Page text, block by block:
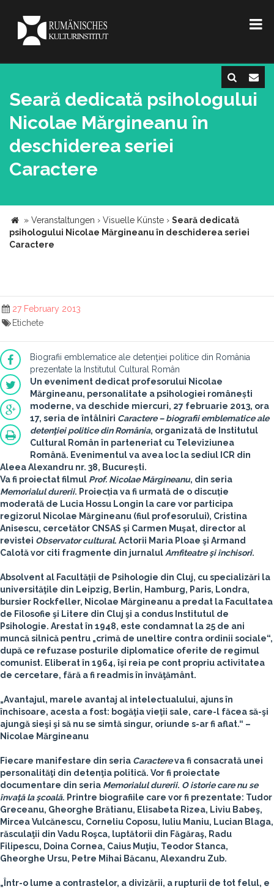
Seară dedicată psihologului
Nicolae Mărgineanu în
deschiderea seriei
Caractere
» Veranstaltungen › Visuelle Künste › Seară dedicată
psihologului Nicolae Mărgineanu în deschiderea seriei
Caractere
27 February 2013
Etichete
Biografii emblematice ale detenţiei politice din România
prezentate la Institutul Cultural Român
Un eveniment dedicat profesorului Nicolae
Mărgineanu, personalitate a psihologiei românești
moderne, va deschide miercuri, 27 februarie 2013, ora
17, seria de întâlniri Caractere – biografii emblematice ale
detenţiei politice din România, organizată de Institutul
Cultural Român în parteneriat cu Televiziunea
Română. Evenimentul va avea loc la sediul ICR din
Aleea Alexandru nr. 38, București.
Va fi proiectat filmul Prof. Nicolae Mărgineanu, din seria
Memorialul durerii. Proiecția va fi urmată de o discuție
moderată de Lucia Hossu Longin la care vor participa
regizorul Nicolae Mărgineanu (fiul profesorului), Cristina
Anisescu, cercetător CNSAS și Carmen Muşat, director al
revistei Observator cultural. Actorii Maria Ploae şi Armand
Calotăvor citi fragmente din jurnalul Amfiteatre şi închisori.
Absolvent al Facultății de Psihologie din Cluj, cu specializări la
universităţile din Leipzig, Berlin, Hamburg, Paris, Londra,
bursier Rockfeller, Nicolae Mărgineanu a predat la Facultatea
de Filosofie şi Litere din Cluj şi a condus Institutul de
Psihologie. Arestat în 1948, este condamnat la 25 de ani
muncă silnică pentru „crimă de uneltire contra ordinii sociale“,
după ce refuzase posturile diplomatice oferite de regimul
comunist. Eliberat în 1964, îşi reia pe cont propriu activitatea
de cercetare, fără a fi readmis în învăţământ.
„Avantajul, marele avantaj al intelectualului, ajuns în
închisoare, acesta a fost: bogăţia vieţii sale, care-l făcea să-şi
ajungă sieşi şi să nu se simtă singur, oriunde s-ar fi aflat.“ –
Nicolae Mărgineanu
Fiecare manifestare din seria Caractereva fi consacrată unei
personalităţi din detenţia politică. Vor fi proiectate
documentare din seria Memorialul durerii. O istorie care nu se
învaţă la şcoală. Printre biografiile care vor fi prezentate: Tudor
Greceanu, Gheorghe Brătianu, Elisabeta Rizea, Liviu Babeş,
Mircea Vulcănescu, Corneliu Coposu, Iuliu Maniu, Lucian Blaga,
răsculaţii din Vadu Roşca, luptătorii din Făgăraş, Radu
Filipescu, Doina Cornea, Caius Muţiu, Teodor Stanca,
Gheorghe Ursu, Petre Mihai Băcanu, Alexandru Zub.
„Într-o lume a contrastelor, a divizării, a rupturii de tot felul, e